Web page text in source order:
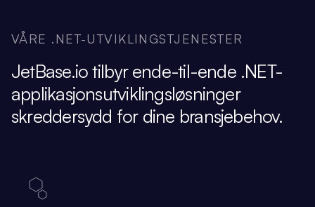
VÅRE .NET-UTVIKLINGSTJENESTER
JetBase.io tilbyr ende-til-ende .NET-
applikasjonsutviklingsløsninger
skreddersydd for dine bransjebehov.